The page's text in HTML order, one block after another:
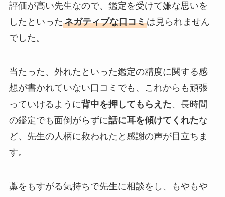
評価が高い先生なので、鑑定を受けて嫌な思いを
したといったネガティブな口コミは見られません
でした。
当たった、外れたといった鑑定の精度に関する感
想が書かれていない口コミでも、これからも頑張
っていけるように背中を押してもらえた、長時間
の鑑定でも面倒がらずに話に耳を傾けてくれたな
ど、先生の人柄に救われたと感謝の声が目立ちま
す。
藁をもすがる気持ちで先生に相談をし、もやもや